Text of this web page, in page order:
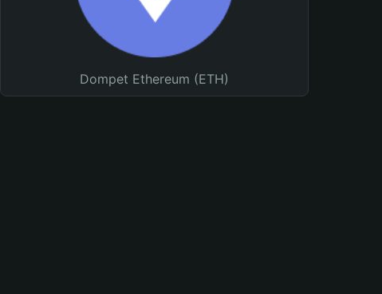
Dompet Ethereum (ETH)